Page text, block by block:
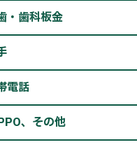
・歯科板金
電話
、その他